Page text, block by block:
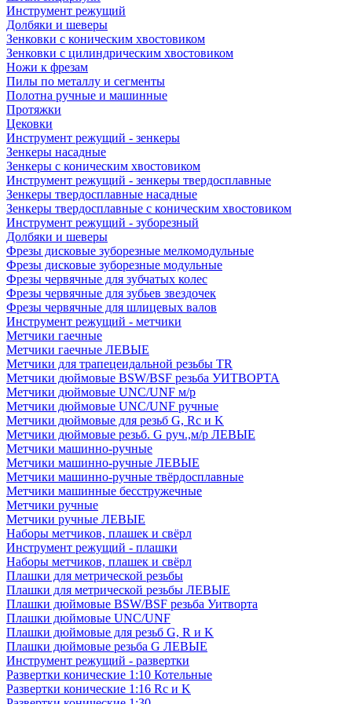
Инструмент режущий
Долбяки и шеверы
Зенковки с коническим хвостовиком
Зенковки с цилиндрическим хвостовиком
Ножи к фрезам
Пилы по металлу и сегменты
Полотна ручные и машинные
Протяжки
Цековки
Инструмент режущий - зенкеры
Зенкеры насадные
Зенкеры с коническим хвостовиком
Инструмент режущий - зенкеры твердосплавные
Зенкеры твердосплавные насадные
Зенкеры твердосплавные с коническим хвостовиком
Инструмент режущий - зуборезный
Долбяки и шеверы
Фрезы дисковые зуборезные мелкомодульные
Фрезы дисковые зуборезные модульные
Фрезы червячные для зубчатых колес
Фрезы червячные для зубьев звездочек
Фрезы червячные для шлицевых валов
Инструмент режущий - метчики
Метчики гаечные
Метчики гаечные ЛЕВЫЕ
Метчики для трапецеидальной резьбы TR
Метчики дюймовые BSW/BSF резьба УИТВОРТА
Метчики дюймовые UNC/UNF м/р
Метчики дюймовые UNC/UNF ручные
Метчики дюймовые для резьб G, Rc и K
Метчики дюймовые резьб. G руч.,м/р ЛЕВЫЕ
Метчики машинно-ручные
Метчики машинно-ручные ЛЕВЫЕ
Метчики машинно-ручные твёрдосплавные
Метчики машинные бесстружечные
Метчики ручные
Метчики ручные ЛЕВЫЕ
Наборы метчиков, плашек и свёрл
Инструмент режущий - плашки
Наборы метчиков, плашек и свёрл
Плашки для метрической резьбы
Плашки для метрической резьбы ЛЕВЫЕ
Плашки дюймовые BSW/BSF резьба Уитворта
Плашки дюймовые UNC/UNF
Плашки дюймовые для резьб G, R и K
Плашки дюймовые резьба G ЛЕВЫЕ
Инструмент режущий - развертки
Развертки конические 1:10 Котельные
Развертки конические 1:16 Rc и K